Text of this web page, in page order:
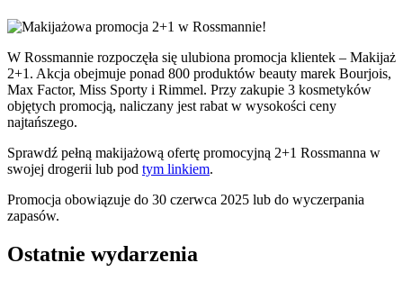
W Rossmannie rozpoczęła się ulubiona promocja klientek – Makijaż
2+1. Akcja obejmuje ponad 800 produktów beauty marek Bourjois,
Max Factor, Miss Sporty i Rimmel. Przy zakupie 3 kosmetyków
objętych promocją, naliczany jest rabat w wysokości ceny
najtańszego.
Sprawdź pełną makijażową ofertę promocyjną 2+1 Rossmanna w
swojej drogerii lub pod tym linkiem.
Promocja obowiązuje do 30 czerwca 2025 lub do wyczerpania
zapasów.
Ostatnie wydarzenia